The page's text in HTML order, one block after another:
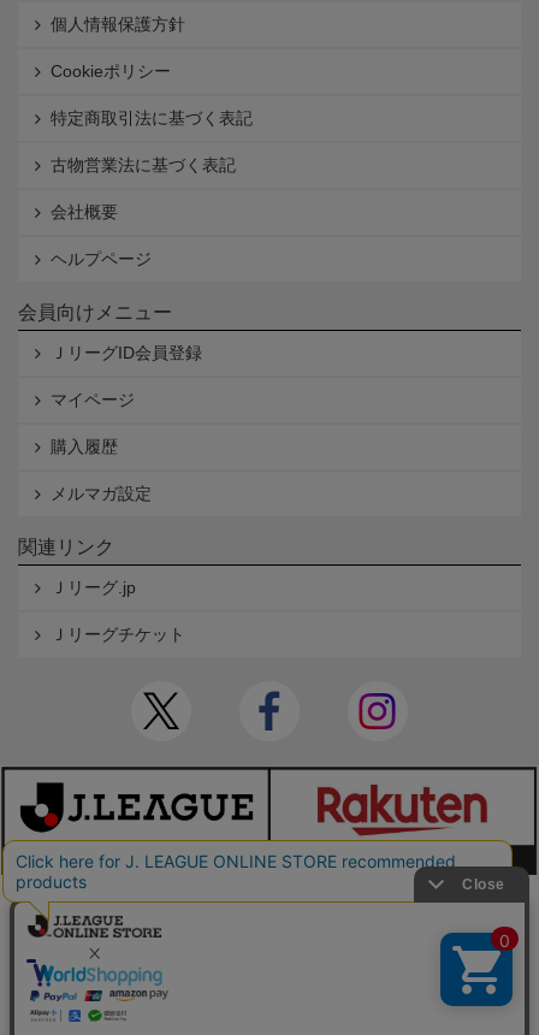
個人情報保護方針
Cookieポリシー
特定商取引法に基づく表記
古物営業法に基づく表記
会社概要
ヘルプページ
会員向けメニュー
ＪリーグID会員登録
マイページ
購入履歴
メルマガ設定
関連リンク
Ｊリーグ.jp
Ｊリーグチケット
本サイトで使用している文章・画像等の無断での複製・転載を禁止します。
© JAPAN PROFESSIONAL FOOTBALL LEAGUE Rakuten Group, Inc. ALL RIGHTS RE